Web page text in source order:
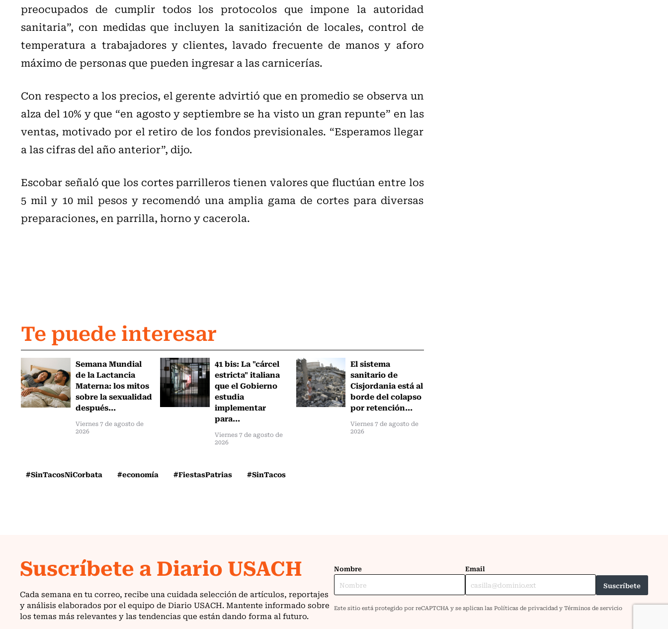
preocupados de cumplir todos los protocolos que impone la autoridad
sanitaria”, con medidas que incluyen la sanitización de locales, control de
temperatura a trabajadores y clientes, lavado frecuente de manos y aforo
máximo de personas que pueden ingresar a las carnicerías.
Con respecto a los precios, el gerente advirtió que en promedio se observa un
alza del 10% y que “en agosto y septiembre se ha visto un gran repunte” en las
ventas, motivado por el retiro de los fondos previsionales. “Esperamos llegar
a las cifras del año anterior”, dijo.
Escobar señaló que los cortes parrilleros tienen valores que fluctúan entre los
5 mil y 10 mil pesos y recomendó una amplia gama de cortes para diversas
preparaciones, en parrilla, horno y cacerola.
Te puede interesar
Semana Mundial
de la Lactancia
Materna: los mitos
sobre la sexualidad
después...
Viernes 7 de agosto de
2026
41 bis: La "cárcel
estricta" italiana
que el Gobierno
estudia
implementar
para...
Viernes 7 de agosto de
2026
El sistema
sanitario de
Cisjordania está al
borde del colapso
por retención...
Viernes 7 de agosto de
2026
#SinTacosNiCorbata #economía #FiestasPatrias #SinTacos